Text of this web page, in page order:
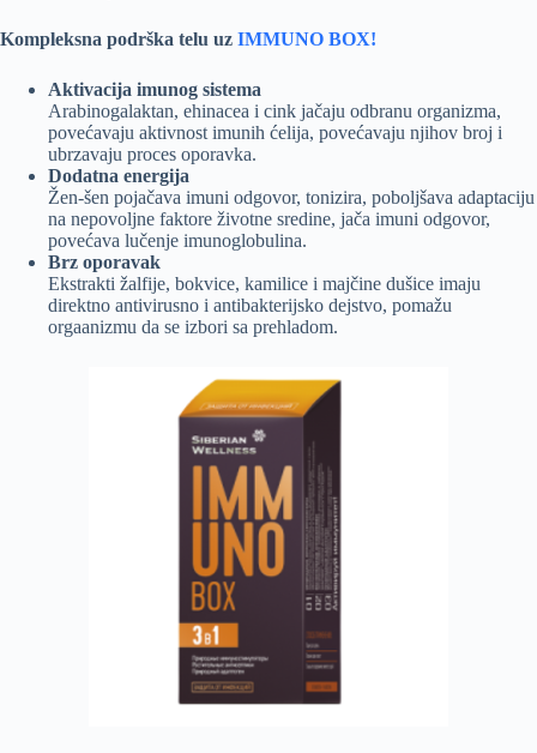
Kompleksna podrška telu uz IMMUNO BOX!
Aktivacija imunog sistema
Arabinogalaktan, ehinacea i cink jačaju odbranu organizma,
povećavaju aktivnost imunih ćelija, povećavaju njihov broj i
ubrzavaju proces oporavka.
Dodatna energija
Žen-šen pojačava imuni odgovor, tonizira, poboljšava adaptaciju
na nepovoljne faktore životne sredine, jača imuni odgovor,
povećava lučenje imunoglobulina.
Brz oporavak
Ekstrakti žalfije, bokvice, kamilice i majčine dušice imaju
direktno antivirusno i antibakterijsko dejstvo, pomažu
orgaanizmu da se izbori sa prehladom.